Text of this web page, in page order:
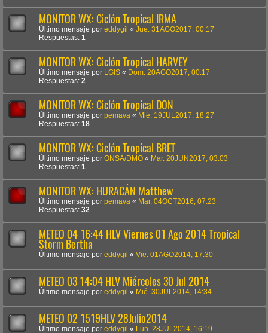
MONITOR WX: Ciclón Tropical IRMA
Último mensaje por eddygil « Jue. 31AGO2017, 00:17
Respuestas: 1
MONITOR WX: Ciclón Tropical HARVEY
Último mensaje por LGIS « Dom. 20AGO2017, 00:17
Respuestas: 2
MONITOR WX: Ciclón Tropical DON
Último mensaje por pemava « Mié. 19JUL2017, 18:27
Respuestas: 18
MONITOR WX: Ciclón Tropical BRET
Último mensaje por ONSA/DMO « Mar. 20JUN2017, 03:03
Respuestas: 1
MONITOR WX: HURACÁN Matthew
Último mensaje por pemava « Mar. 04OCT2016, 07:23
Respuestas: 32
METEO 04 16:44 HLV Viernes 01 Ago 2014 Tropical
Storm Bertha
Último mensaje por eddygil « Vie. 01AGO2014, 17:30
METEO 03 14:04 HLV Miércoles 30 Jul 2014
Último mensaje por eddygil « Mié. 30JUL2014, 14:34
METEO 02 1519HLV 28Julio2014
Último mensaje por eddygil « Lun. 28JUL2014, 16:19